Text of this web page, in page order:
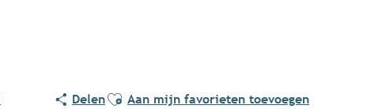
DelenAjouter aux favoris
Aan mijn favorieten toevoegen